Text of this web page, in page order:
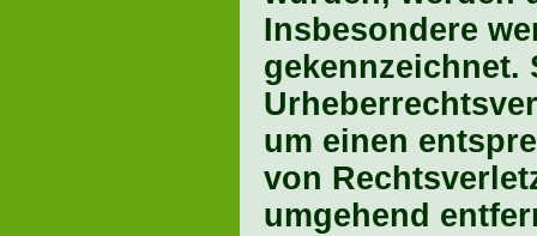
Insbesondere
gekennzeichnet.
um einen
von
umgehend